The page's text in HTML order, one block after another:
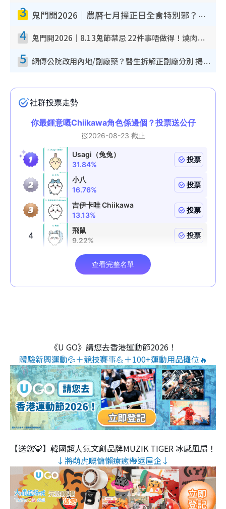
3 鬼門開2026｜農曆七月撞正日全食特別邪？專家警告切忌做一事！揭4大禁忌+2招保平安
4 鬼門開2026｜8.13鬼節禁忌 22件事唔做得！燒肉、刺身要少食？半夜勿吹口哨/打呢個電話
5 網傳公院改用內地/副廠藥？醫生拆解正副廠分別 揭4類人換藥隨時出事
《U GO》請您去香港運動節2026！
體驗新興運動💦＋競技賽事💪＋100+運動用品攤位🔥
【送您🐯】韓國超人氣文創品牌MUZIK TIGER 冰感風扇！
↓將萌虎嘅慵懶療癒帶返屋企↓